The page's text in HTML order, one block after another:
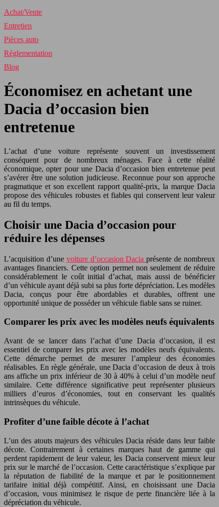
Achat/Vente
Entretien
Pièces auto
Réglementation
Blog
Économisez en achetant une
Dacia d’occasion bien
entretenue
L’achat d’une voiture représente souvent un investissement
conséquent pour de nombreux ménages. Face à cette réalité
économique, opter pour une Dacia d’occasion bien entretenue peut
s’avérer être une solution judicieuse. Reconnue pour son approche
pragmatique et son excellent rapport qualité-prix, la marque Dacia
propose des véhicules robustes et fiables qui conservent leur valeur
au fil du temps.
Choisir une Dacia d’occasion pour
réduire les dépenses
L’acquisition d’une voiture d’occasion Daciaprésente de nombreux
avantages financiers. Cette option permet non seulement de réduire
considérablement le coût initial d’achat, mais aussi de bénéficier
d’un véhicule ayant déjà subi sa plus forte dépréciation. Les modèles
Dacia, conçus pour être abordables et durables, offrent une
opportunité unique de posséder un véhicule fiable sans se ruiner.
Comparer les prix avec les modèles neufs équivalents
Avant de se lancer dans l’achat d’une Dacia d’occasion, il est
essentiel de comparer les prix avec les modèles neufs équivalents.
Cette démarche permet de mesurer l’ampleur des économies
réalisables. En règle générale, une Dacia d’occasion de deux à trois
ans affiche un prix inférieur de 30 à 40% à celui d’un modèle neuf
similaire. Cette différence significative peut représenter plusieurs
milliers d’euros d’économies, tout en conservant les qualités
intrinsèques du véhicule.
Profiter d’une faible décote à l’achat
L’un des atouts majeurs des véhicules Dacia réside dans leur faible
décote. Contrairement à certaines marques haut de gamme qui
perdent rapidement de leur valeur, les Dacia conservent mieux leur
prix sur le marché de l’occasion. Cette caractéristique s’explique par
la réputation de fiabilité de la marque et par le positionnement
tarifaire initial déjà compétitif. Ainsi, en choisissant une Dacia
d’occasion, vous minimisez le risque de perte financière liée à la
dépréciation du véhicule.